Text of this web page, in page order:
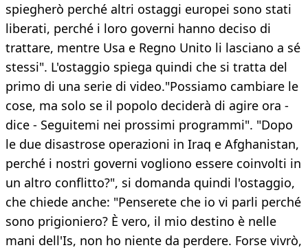
spiegherò perché altri ostaggi europei sono stati
liberati, perché i loro governi hanno deciso di
trattare, mentre Usa e Regno Unito li lasciano a sé
stessi". L'ostaggio spiega quindi che si tratta del
primo di una serie di video."Possiamo cambiare le
cose, ma solo se il popolo deciderà di agire ora -
dice - Seguitemi nei prossimi programmi". "Dopo
le due disastrose operazioni in Iraq e Afghanistan,
perché i nostri governi vogliono essere coinvolti in
un altro conflitto?", si domanda quindi l'ostaggio,
che chiede anche: "Penserete che io vi parli perché
sono prigioniero? È vero, il mio destino è nelle
mani dell'Is, non ho niente da perdere. Forse vivrò,